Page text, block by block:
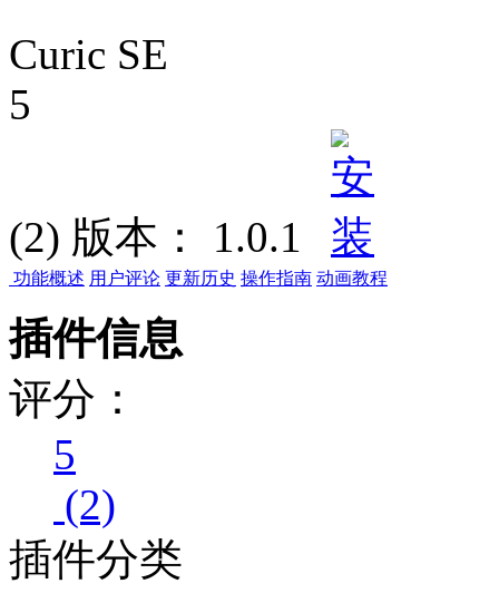
Curic SE
5
(2) 版本： 1.0.1
功能概述 用户评论 更新历史 操作指南 动画教程
插件信息
评分：
5
(2)
插件分类